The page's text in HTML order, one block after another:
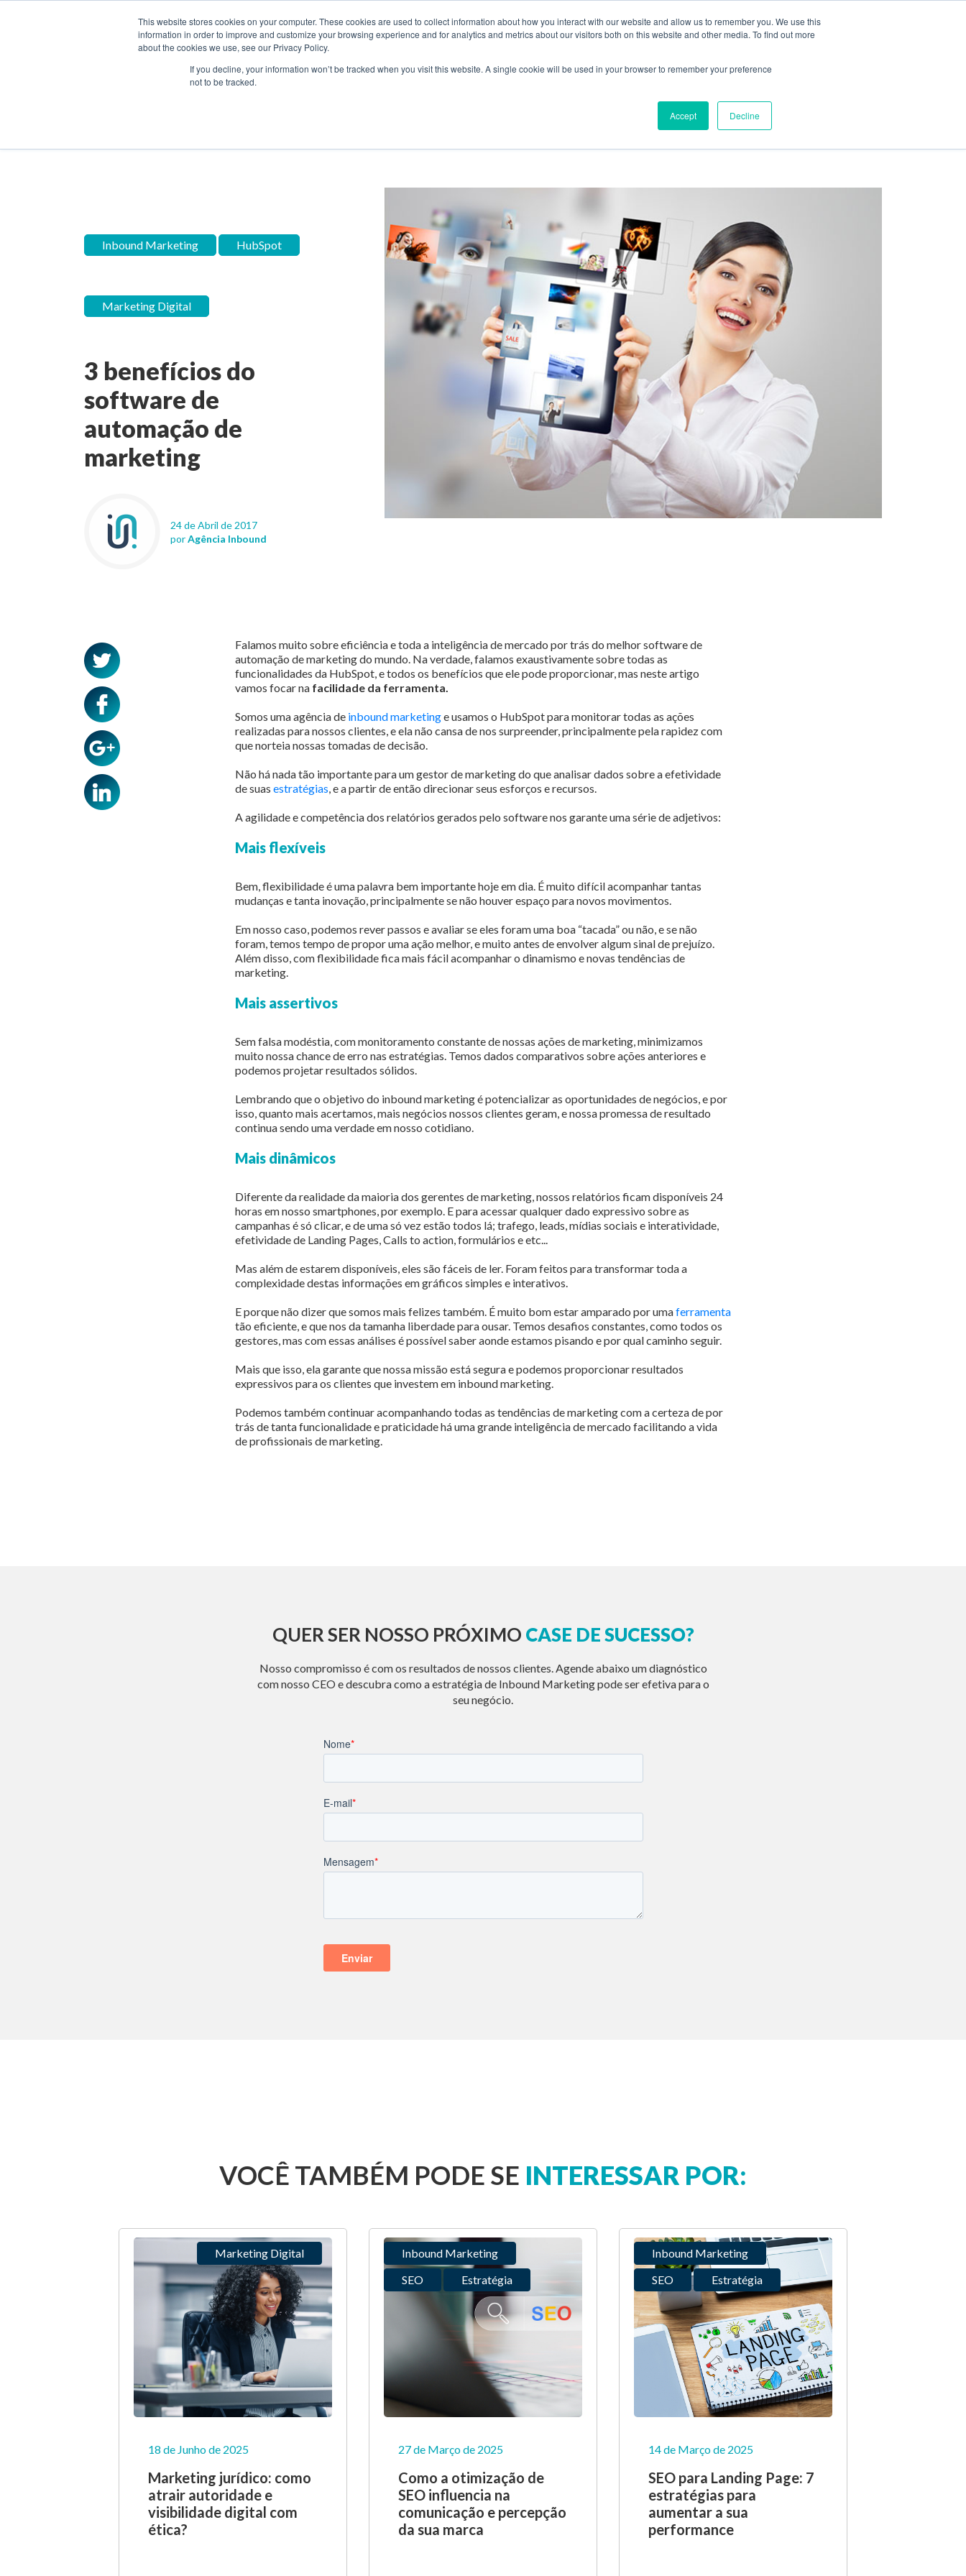
This website stores cookies on your computer. These cookies are used to collect information about how you interact with our website and allow us to remember you. We use this
information in order to improve and customize your browsing experience and for analytics and metrics about our visitors both on this website and other media. To find out more
about the cookies we use, see our Privacy Policy.
If you decline, your information won’t be tracked when you visit this website. A single cookie will be used in your browser to remember your preference
not to be tracked.
Accept Decline
SOLUÇÕES
Blog
Inbound Marketing HubSpot
Marketing Digital
3 benefícios do
software de
automação de
marketing
24 de Abril de 2017
porAgência Inbound
Falamos muito sobre eficiência e toda a inteligência de mercado por trás do melhor software de
automação de marketing do mundo. Na verdade, falamos exaustivamente sobre todas as
funcionalidades da HubSpot, e todos os benefícios que ele pode proporcionar, mas neste artigo
vamos focar na facilidade da ferramenta.
Somos uma agência de inbound marketinge usamos o HubSpot para monitorar todas as ações
realizadas para nossos clientes, e ela não cansa de nos surpreender, principalmente pela rapidez com
que norteia nossas tomadas de decisão.
Não há nada tão importante para um gestor de marketing do que analisar dados sobre a efetividade
de suas estratégias, e a partir de então direcionar seus esforços e recursos.
A agilidade e competência dos relatórios gerados pelo software nos garante uma série de adjetivos:
Mais flexíveis
Bem, flexibilidade é uma palavra bem importante hoje em dia. É muito difícil acompanhar tantas
mudanças e tanta inovação, principalmente se não houver espaço para novos movimentos.
Em nosso caso, podemos rever passos e avaliar se eles foram uma boa “tacada” ou não, e se não
foram, temos tempo de propor uma ação melhor, e muito antes de envolver algum sinal de prejuízo.
Além disso, com flexibilidade fica mais fácil acompanhar o dinamismo e novas tendências de
marketing.
Mais assertivos
Sem falsa modéstia, com monitoramento constante de nossas ações de marketing, minimizamos
muito nossa chance de erro nas estratégias. Temos dados comparativos sobre ações anteriores e
podemos projetar resultados sólidos.
Lembrando que o objetivo do inbound marketing é potencializar as oportunidades de negócios, e por
isso, quanto mais acertamos, mais negócios nossos clientes geram, e nossa promessa de resultado
continua sendo uma verdade em nosso cotidiano.
Mais dinâmicos
Diferente da realidade da maioria dos gerentes de marketing, nossos relatórios ficam disponíveis 24
horas em nosso smartphones, por exemplo. E para acessar qualquer dado expressivo sobre as
campanhas é só clicar, e de uma só vez estão todos lá; trafego, leads, mídias sociais e interatividade,
efetividade de Landing Pages, Calls to action, formulários e etc...
Mas além de estarem disponíveis, eles são fáceis de ler. Foram feitos para transformar toda a
complexidade destas informações em gráficos simples e interativos.
E porque não dizer que somos mais felizes também. É muito bom estar amparado por umaferramenta
tão eficiente, e que nos da tamanha liberdade para ousar. Temos desafios constantes, como todos os
gestores, mas com essas análises é possível saber aonde estamos pisando e por qual caminho seguir.
Mais que isso, ela garante que nossa missão está segura e podemos proporcionar resultados
expressivos para os clientes que investem em inbound marketing.
Podemos também continuar acompanhando todas as tendências de marketing com a certeza de por
trás de tanta funcionalidade e praticidade há uma grande inteligência de mercado facilitando a vida
de profissionais de marketing.
QUER SER NOSSO PRÓXIMO CASE DE SUCESSO?
Nosso compromisso é com os resultados de nossos clientes. Agende abaixo um diagnóstico
com nosso CEO e descubra como a estratégia de Inbound Marketing pode ser efetiva para o
seu negócio.
VOCÊ TAMBÉM PODE SE INTERESSAR POR:
Marketing Digital
18 de Junho de 2025
Marketing jurídico: como
atrair autoridade e
visibilidade digital com
ética?
Inbound Marketing
SEO
Estratégia
27 de Março de 2025
Como a otimização de
SEO influencia na
comunicação e percepção
da sua marca
Inbound Marketing
SEO
Estratégia
14 de Março de 2025
SEO para Landing Page: 7
estratégias para
aumentar a sua
performance